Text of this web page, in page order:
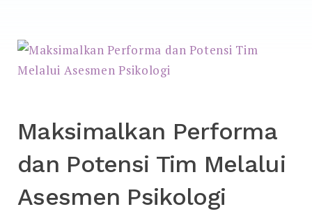
Maksimalkan Performa
dan Potensi Tim Melalui
Asesmen Psikologi